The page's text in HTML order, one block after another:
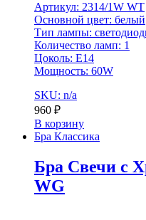
Артикул: 2314/1W WT
Основной цвет: белый
Тип лампы:
Количество ламп: 1
Цоколь: Е14
Мощность: 60W
SKU: n/a
960 ₽
В корзину
Бра Классика
Бра Свечи с
WG